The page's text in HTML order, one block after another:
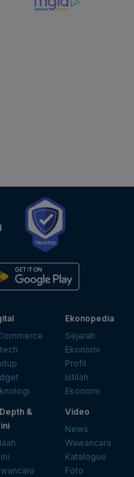
Ekonopedia
Sejarah
Ekonomi
Profil
Istilah
Ekonomi
&
Video
News
Wawancara
Katalogue
Foto